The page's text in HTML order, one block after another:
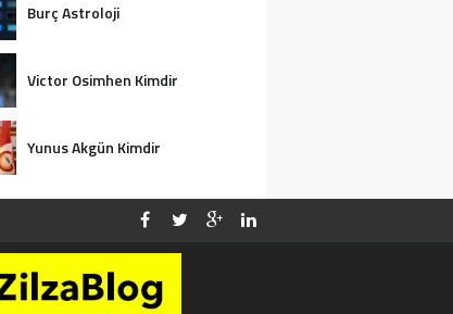
Burç Astroloji
Victor Osimhen Kimdir
Yunus Akgün Kimdir